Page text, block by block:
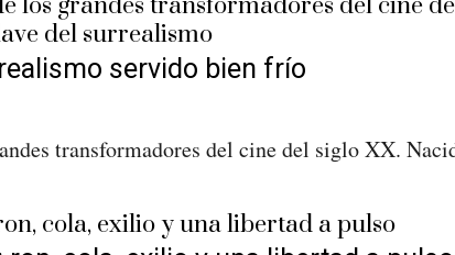
servido bien frío
transformadores del cine del siglo XX.